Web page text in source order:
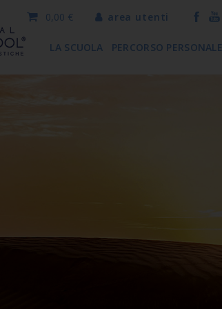
area utenti
0,00 €
LA SCUOLA PERCORSO PERSONALE